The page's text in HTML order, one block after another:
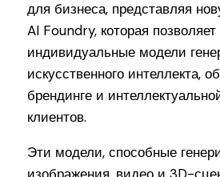
для бизнеса, представляя
AI Foundry, которая
индивидуальные модели
искусственного интеллекта,
брендинге и
клиентов.
Эти модели, способные